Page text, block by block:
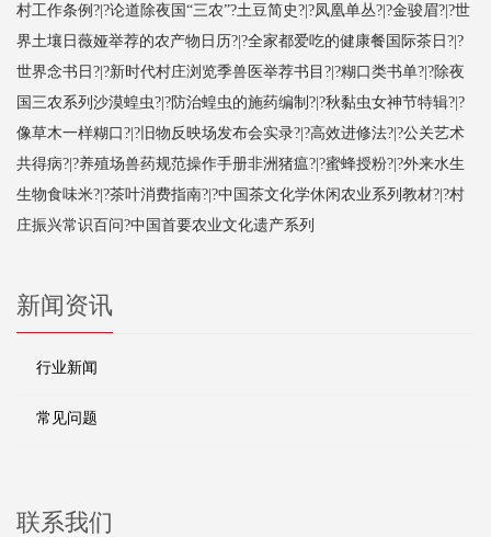
村工作条例?|?论道除夜国“三农”?土豆简史?|?凤凰单丛?|?金骏眉?|?世
界土壤日薇娅举荐的农产物日历?|?全家都爱吃的健康餐国际茶日?|?
世界念书日?|?新时代村庄浏览季兽医举荐书目?|?糊口类书单?|?除夜
国三农系列沙漠蝗虫?|?防治蝗虫的施药编制?|?秋黏虫女神节特辑?|?
像草木一样糊口?|?旧物反映场发布会实录?|?高效进修法?|?公关艺术
共得病?|?养殖场兽药规范操作手册非洲猪瘟?|?蜜蜂授粉?|?外来水生
生物食味米?|?茶叶消费指南?|?中国茶文化学休闲农业系列教材?|?村
庄振兴常识百问?中国首要农业文化遗产系列
新闻资讯
行业新闻
常见问题
联系我们